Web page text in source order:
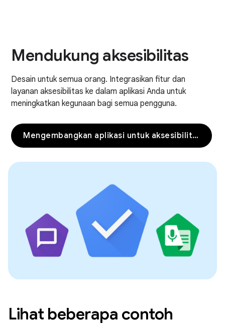
Mendukung aksesibilitas
Desain untuk semua orang. Integrasikan fitur dan
layanan aksesibilitas ke dalam aplikasi Anda untuk
meningkatkan kegunaan bagi semua pengguna.
Mengembangkan aplikasi untuk aksesibilitas
Lihat beberapa contoh